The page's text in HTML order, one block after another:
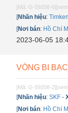
[Mã: G-59208-6]
[Nhãn hiệu:Timken
[Nơi bán: Hồ Chí
2023-06-05
VÒNG BI
[Mã: G-59208-2]
[Nhãn hiệu:SKF -
[Nơi bán: Hồ Chí